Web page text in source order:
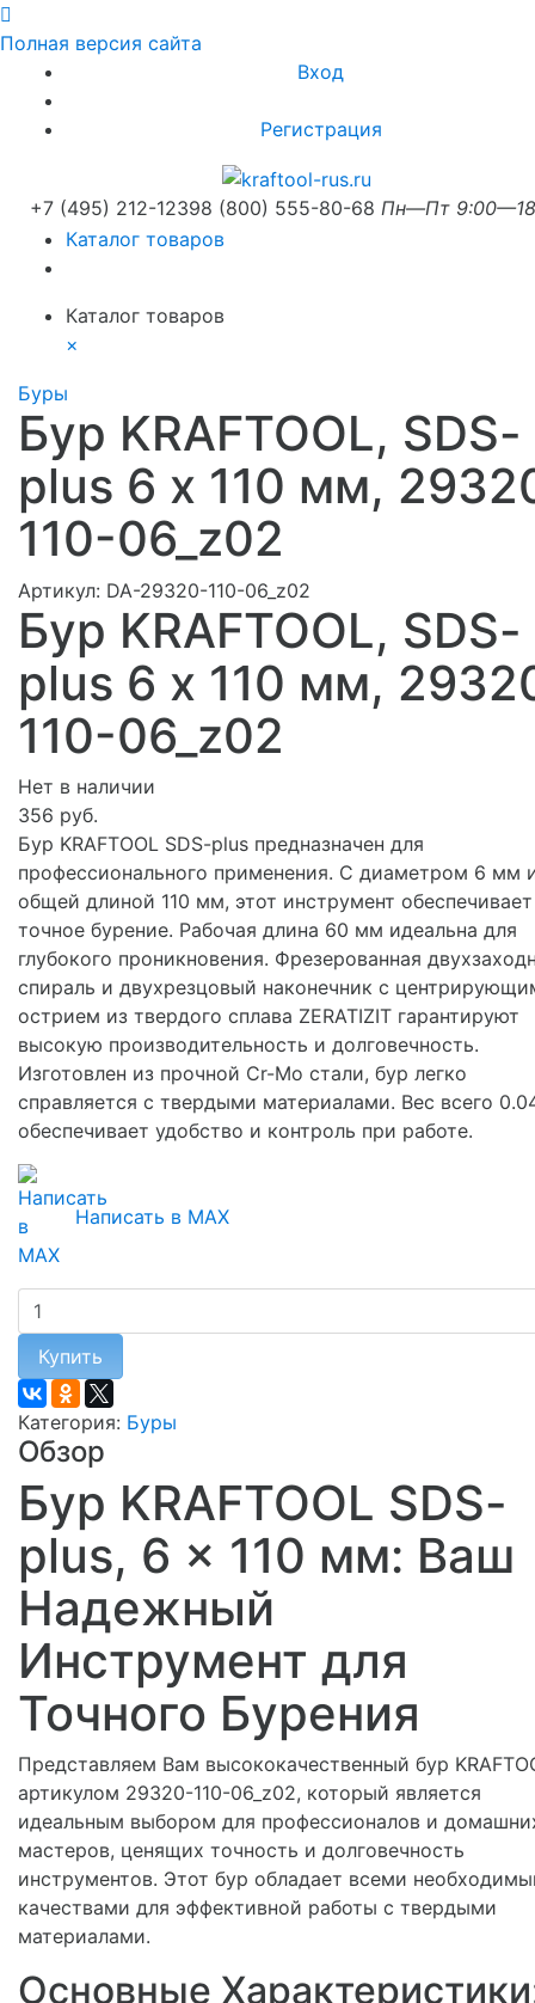
Полная версия сайта
Вход
Регистрация
+7 (495) 212-12398 (800) 555-80-68 Пн—Пт
Каталог товаров
Каталог товаров
×
Буры
Бур KRAFTOOL, SDS-
plus 6 х 110 мм,
110-06_z02
Артикул: DA-29320-110-06_z02
Бур KRAFTOOL, SDS-
plus 6 х 110 мм,
110-06_z02
Нет в наличии
356 руб.
Бур KRAFTOOL SDS-plus предназначен для
профессионального применения. С диаметром 6 мм
общей длиной 110 мм, этот инструмент обеспечивает
точное бурение. Рабочая длина 60 мм идеальна для
глубокого проникновения. Фрезерованная
спираль и двухрезцовый наконечник с
острием из твердого сплава ZERATIZIT гарантируют
высокую производительность и долговечность.
Изготовлен из прочной Cr-Mo стали, бур легко
справляется с твердыми материалами. Вес всего
обеспечивает удобство и контроль при работе.
Написать в MAX
Купить
Категория: Буры
Обзор
Бур KRAFTOOL SDS-
plus, 6 x 110 мм: Ваш
Надежный
Инструмент для
Точного Бурения
Представляем Вам высококачественный бур
артикулом 29320-110-06_z02, который является
идеальным выбором для профессионалов и
мастеров, ценящих точность и долговечность
инструментов. Этот бур обладает всеми
качествами для эффективной работы с твердыми
материалами.
Основные